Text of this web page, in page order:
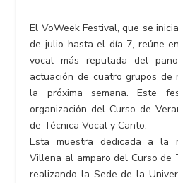
El VoWeek Festival, que se
de julio hasta el día 7, reúne
vocal más reputada del
actuación de cuatro grupos
la próxima semana. Este
organización del Curso de
de Técnica Vocal y Canto.
Esta muestra dedicada a la
Villena al amparo del Curso de
realizando la Sede de la